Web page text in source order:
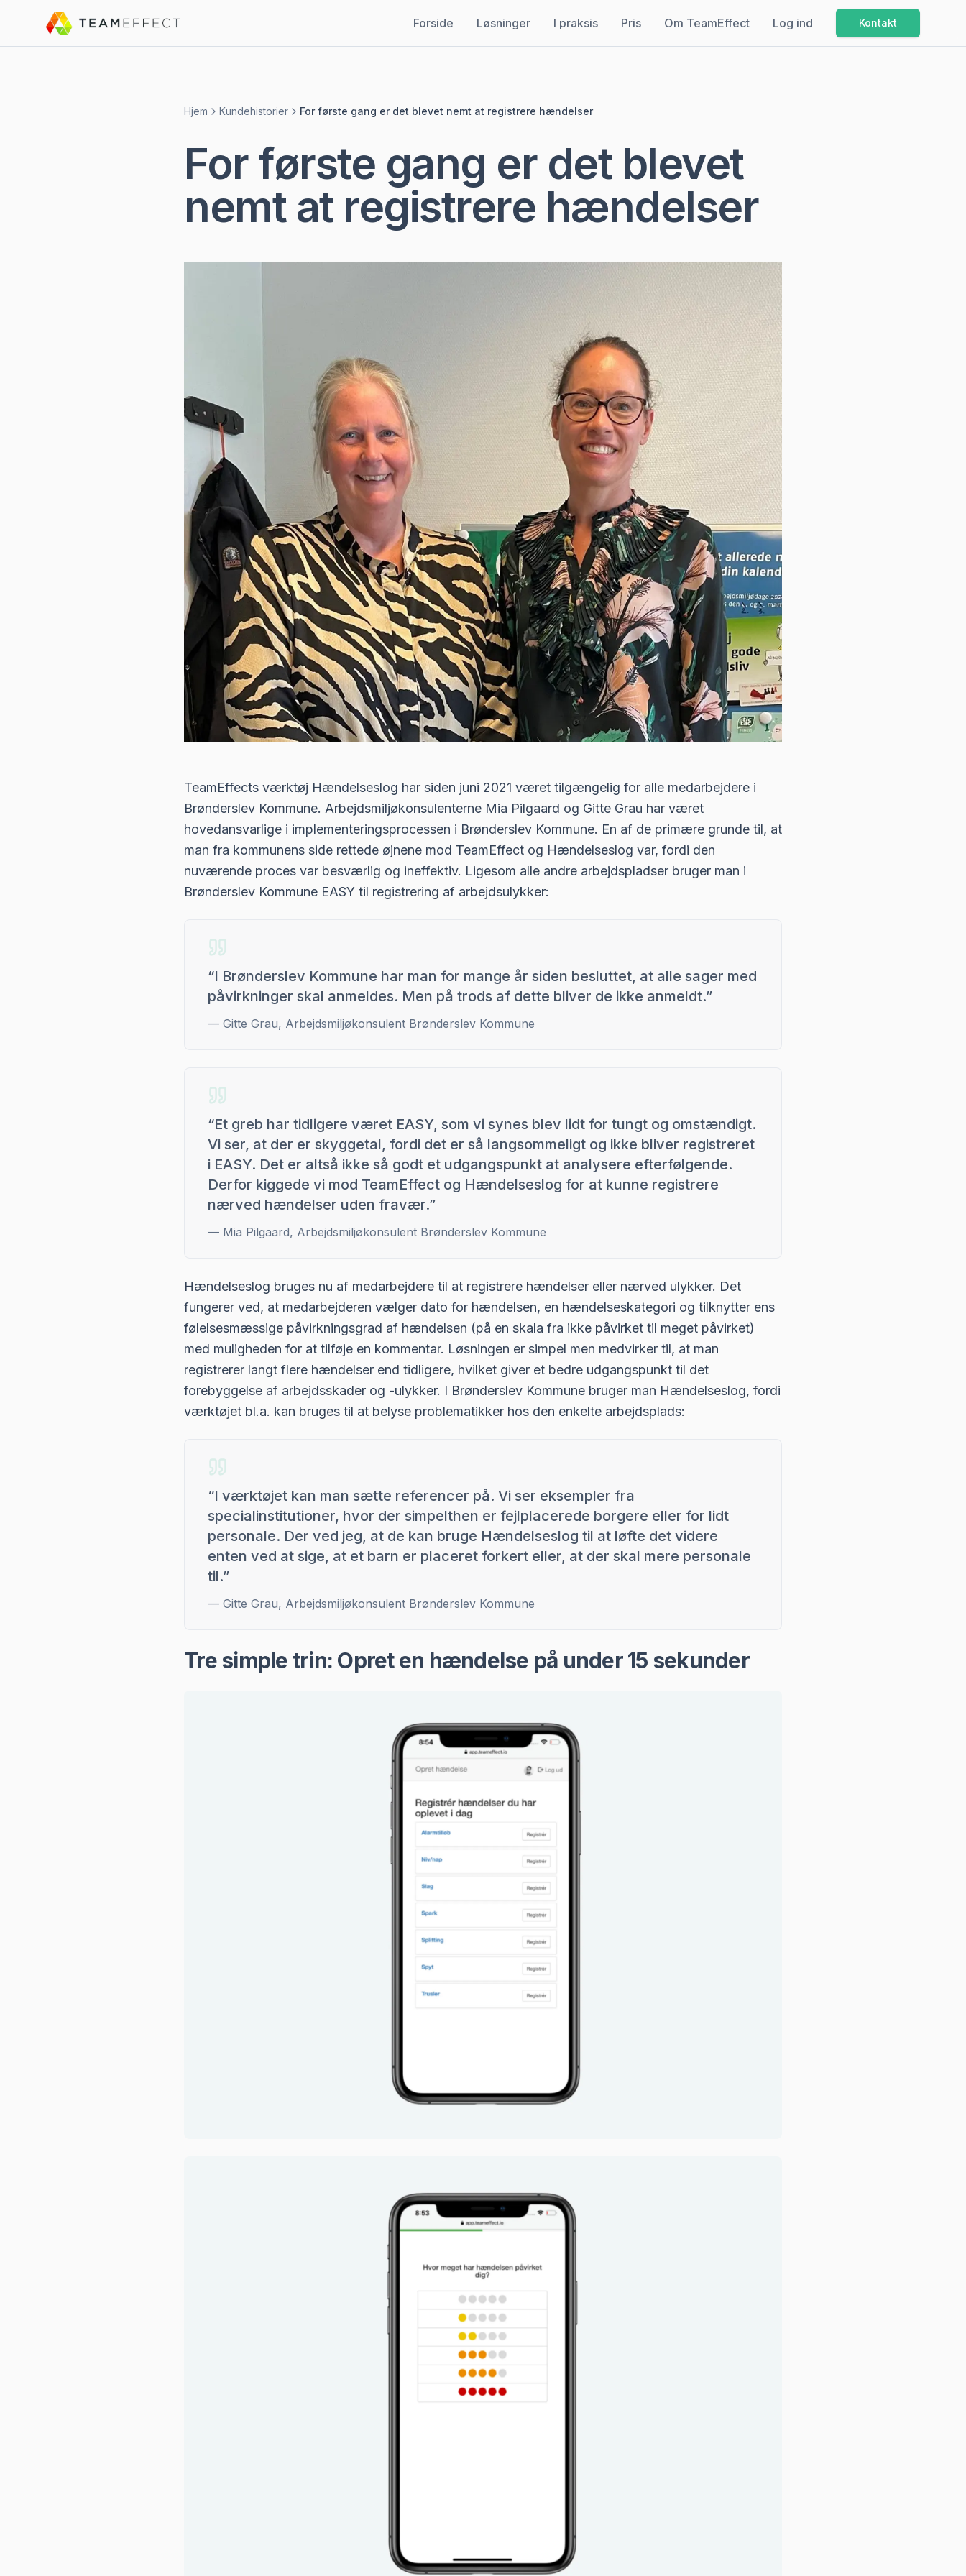
Forside Løsninger I praksis Pris Om TeamEffect Log ind Kontakt
Hjem Kundehistorier For første gang er det blevet nemt at registrere hændelser
For første gang er det blevet
nemt at registrere hændelser
TeamEffects værktøj Hændelseslog har siden juni 2021 været tilgængelig for alle medarbejdere i
Brønderslev Kommune. Arbejdsmiljøkonsulenterne Mia Pilgaard og Gitte Grau har været
hovedansvarlige i implementeringsprocessen i Brønderslev Kommune. En af de primære grunde til, at
man fra kommunens side rettede øjnene mod TeamEffect og Hændelseslog var, fordi den
nuværende proces var besværlig og ineffektiv. Ligesom alle andre arbejdspladser bruger man i
Brønderslev Kommune EASY til registrering af arbejdsulykker:
“I Brønderslev Kommune har man for mange år siden besluttet, at alle sager med
påvirkninger skal anmeldes. Men på trods af dette bliver de ikke anmeldt.”
— Gitte Grau, Arbejdsmiljøkonsulent Brønderslev Kommune
“Et greb har tidligere været EASY, som vi synes blev lidt for tungt og omstændigt.
Vi ser, at der er skyggetal, fordi det er så langsommeligt og ikke bliver registreret
i EASY. Det er altså ikke så godt et udgangspunkt at analysere efterfølgende.
Derfor kiggede vi mod TeamEffect og Hændelseslog for at kunne registrere
nærved hændelser uden fravær.”
— Mia Pilgaard, Arbejdsmiljøkonsulent Brønderslev Kommune
Hændelseslog bruges nu af medarbejdere til at registrere hændelser eller nærved ulykker. Det
fungerer ved, at medarbejderen vælger dato for hændelsen, en hændelseskategori og tilknytter ens
følelsesmæssige påvirkningsgrad af hændelsen (på en skala fra ikke påvirket til meget påvirket)
med muligheden for at tilføje en kommentar. Løsningen er simpel men medvirker til, at man
registrerer langt flere hændelser end tidligere, hvilket giver et bedre udgangspunkt til det
forebyggelse af arbejdsskader og -ulykker. I Brønderslev Kommune bruger man Hændelseslog, fordi
værktøjet bl.a. kan bruges til at belyse problematikker hos den enkelte arbejdsplads:
“I værktøjet kan man sætte referencer på. Vi ser eksempler fra
specialinstitutioner, hvor der simpelthen er fejlplacerede borgere eller for lidt
personale. Der ved jeg, at de kan bruge Hændelseslog til at løfte det videre
enten ved at sige, at et barn er placeret forkert eller, at der skal mere personale
til.”
— Gitte Grau, Arbejdsmiljøkonsulent Brønderslev Kommune
Tre simple trin: Opret en hændelse på under 15 sekunder